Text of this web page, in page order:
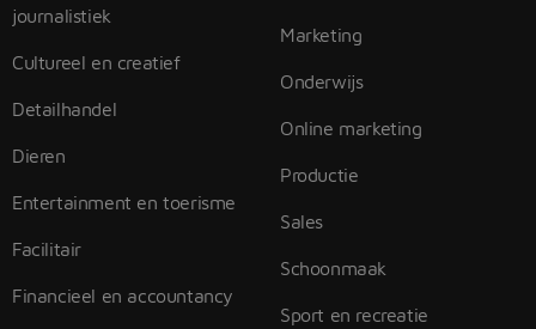
journalistiek
Cultureel en creatief
Detailhandel
Dieren
Entertainment en toerisme
Facilitair
Financieel en accountancy
Marketing
Onderwijs
Online marketing
Productie
Sales
Schoonmaak
Sport en recreatie